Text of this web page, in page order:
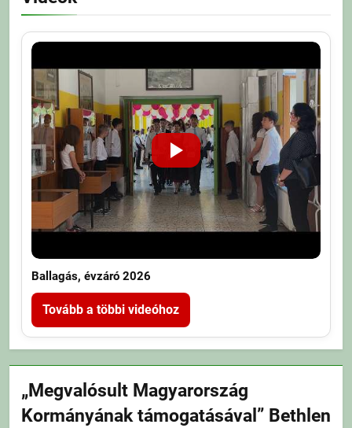
Ballagás, évzáró 2026
Tovább a többi videóhoz
„Megvalósult Magyarország
Kormányának támogatásával” Bethlen